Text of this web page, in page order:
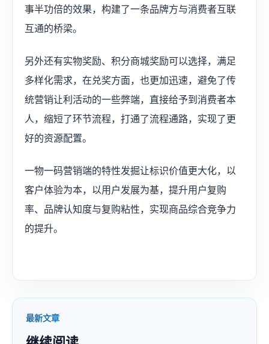
事半功倍的效果，构建了一条品牌方与消费者互联
互通的桥梁。
另外还有实物奖励、积分商城奖励可以选择，满足
多样化需求，在兑奖方面，也更加迅速，避免了传
统营销让利活动的一些弊端，直接给予到消费者本
人，缩短了环节流程，打通了流程通路，实现了更
好的资源配置。
一物一码营销端的特性发掘让标识价值更大化，以
客户体验为本，以用户发展为基，提升用户复购
率、品牌认知度与复购粘性，实现商品综合竞争力
的提升。
最新文章